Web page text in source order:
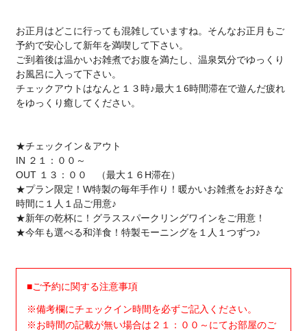
お正月はどこに行っても混雑していますね。そんなお正月もご
予約で安心して新年を満喫して下さい。
ご到着後は温かいお雑煮でお腹を満たし、温泉気分でゆっくり
お風呂に入って下さい。
チェックアウトはなんと１３時♪最大１6時間滞在で遊んだ疲れ
をゆっくり癒してください。
★チェックイン＆アウト
IN ２１：００～
OUT １３：００ （最大１６H滞在）
★プラン限定！W特製の毎年手作り！暖かいお雑煮をお好きな
時間に１人１品ご用意♪
★新年の乾杯に！グラススパークリングワインをご用意！
★今年も選べる和洋食！特製モーニングを１人１つずつ♪
■ご予約に関する注意事項
※備考欄にチェックイン時間を必ずご記入ください。
※お時間の記載が無い場合は２１：００～にてお部屋のご